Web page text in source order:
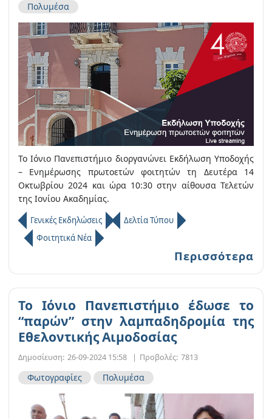
Πολυμέσα
Το Ιόνιο Πανεπιστήμιο διοργανώνει Εκδήλωση Υποδοχής
– Ενημέρωσης πρωτοετών φοιτητών τη Δευτέρα 14
Οκτωβρίου 2024 και ώρα 10:30 στην αίθουσα Τελετών
της Ιονίου Ακαδημίας.
Γενικές Εκδηλώσεις
Δελτία Τύπου
Φοιτητικά Νέα
Περισσότερα
Το Ιόνιο Πανεπιστήμιο έδωσε το
“παρών” στην λαμπαδηδρομία της
Εθελοντικής Αιμοδοσίας
Δημοσίευση: 26-09-2024 15:58 | Προβολές: 7813
Φωτογραφίες Πολυμέσα